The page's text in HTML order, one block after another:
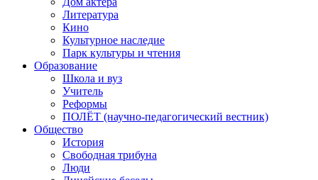
Литература
Кино
Культурное наследие
Парк культуры и чтения
Образование
Школа и вуз
Учитель
Реформы
ПОЛЁТ (научно-педагогический вестник)
Общество
История
Свободная трибуна
Люди